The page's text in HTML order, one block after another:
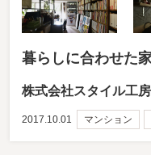
暮らしに合わせた
株式会社スタイル工房
2017.10.01 マンション